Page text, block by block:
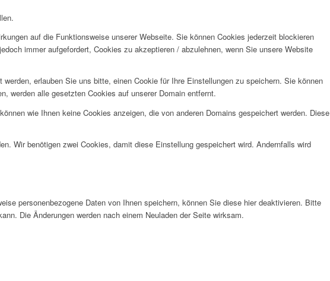
auf die Funktionsweise unserer Webseite. Sie können Cookies jederzeit blockieren
immer aufgefordert, Cookies zu akzeptieren / abzulehnen, wenn Sie unsere Website
erlauben Sie uns bitte, einen Cookie für Ihre Einstellungen zu speichern. Sie können
werden alle gesetzten Cookies auf unserer Domain entfernt.
wie Ihnen keine Cookies anzeigen, die von anderen Domains gespeichert werden. Diese
Wir benötigen zwei Cookies, damit diese Einstellung gespeichert wird. Andernfalls wird
personenbezogene Daten von Ihnen speichern, können Sie diese hier deaktivieren. Bitte
Die Änderungen werden nach einem Neuladen der Seite wirksam.